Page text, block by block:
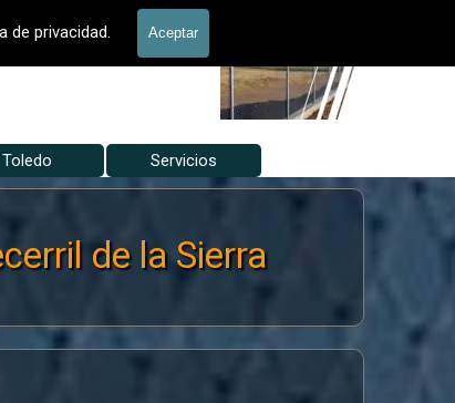
de privacidad. Aceptar
▼
Toledo ▼
Servicios
de la Sierra